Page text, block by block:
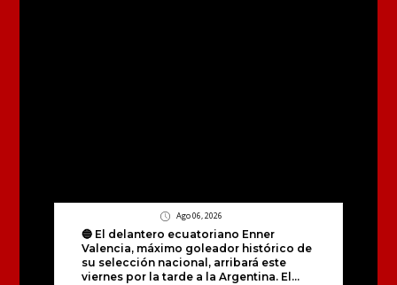
Ago 06, 2026
🔵 El delantero ecuatoriano Enner
Valencia, máximo goleador histórico de
su selección nacional, arribará este
viernes por la tarde a la Argentina. El...